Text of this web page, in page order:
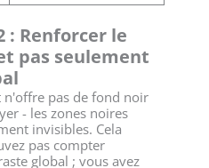
: Renforcer le
pas seulement
n'offre pas de fond noir
- les zones noires
invisibles. Cela
pas compter
global ; vous avez